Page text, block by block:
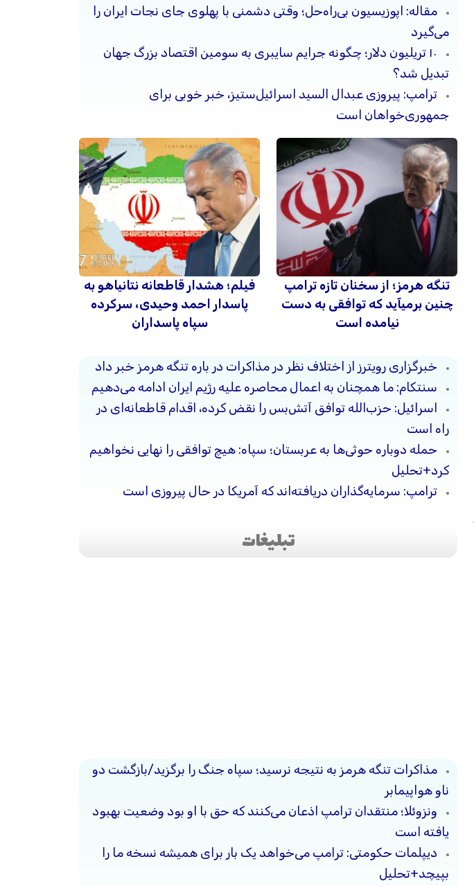
مقاله: اپوزیسیون بی‌راه‌حل؛ وقتی دشمنی با پهلوی جای نجات ایران را
می‌گیرد
۱۰ تریلیون دلار؛ چگونه جرایم سایبری به سومین اقتصاد بزرگ جهان
تبدیل شد؟
ترامپ: پیروزی عبدال السید اسرائیل‌ستیز، خبر خوبی برای
جمهوری‌خواهان است
تنگه هرمز؛ از سخنان تازه ترامپ
چنین برمیآید که توافقی به دست
نیامده است
فیلم؛ هشدار قاطعانه نتانیاهو به
پاسدار احمد وحیدی، سرکرده
سپاه پاسداران
خبرگزاری رویترز از اختلاف نظر در مذاکرات در باره تنگه هرمز خبر داد
سنتکام: ما همچنان به اعمال محاصره علیه رژیم ایران ادامه می‌دهیم
اسرائیل: حزب‌الله توافق آتش‌بس را نقض کرده، اقدام قاطعانه‌ای در
راه است
حمله دوباره حوثی‌ها به عربستان؛ سپاه: هیچ توافقی را نهایی نخواهیم
کرد+تحلیل
ترامپ: سرمایه‌گذاران دریافته‌اند که آمریکا در حال پیروزی است
تبلیغات
مذاکرات تنگه هرمز به نتیجه نرسید؛ سپاه جنگ را برگزید/بازگشت دو
ناو هواپیمابر
ونزوئلا؛ منتقدان ترامپ اذعان می‌کنند که حق با او بود وضعیت بهبود
یافته است
دیپلمات حکومتی: ترامپ می‌خواهد یک بار برای همیشه نسخه ما را
بپیچد+تحلیل